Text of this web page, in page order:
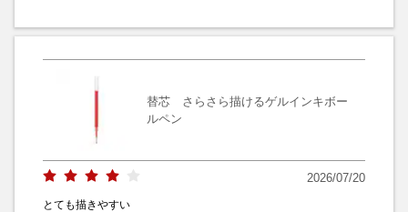
替芯 さらさら描けるゲルインキボー
ルペン
2026/07/20
とても描きやすい